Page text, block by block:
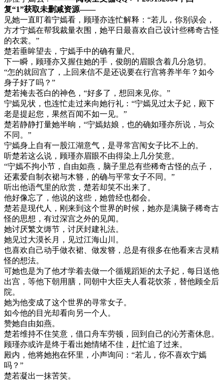
复“1”获取未删减资源—​​​​—
见她一直盯着宁嫣看，顾瑾亦连忙解释：“若儿，你别误会，
方才宁嫣在帮我裁量衣围，她平日最喜欢自己设计些稀奇古怪
的衣裳。”
楚若垂眸望去，宁嫣手中的确有量尺。
下一瞬，顾瑾亦又握住她的手，俊朗的眉眼含着几分急切。
“怎的就回宫了，上回来信不是还说要在行宫将养半年？如今
身子好了吗？”
楚若掩去苍白的神色，“好多了，想回来见你。”
宁嫣见状，也连忙走过来向她行礼：“宁嫣见过太子妃，殿下
老是提起您，果然百闻不如一见。”
楚若静静打量她半晌，“宁嫣姑娘，也的确如瑾亦所说，与众
不同。”
宁嫣身上自有一股江湖意气，是寻常宫闱女子比不上的。
听楚若这么说，顾瑾亦眉眼不由得染上几分笑意。
“宁嫣不拘小节，自由如燕，脑子里总有些稀奇古怪的点子，
还素爱自制衣裙与木簪，的确与平常女子不同。”
听出他语气里的欣赏，楚若却笑不出来了。
他好像忘了，他说的这些，她曾经也都会。
楚若是现代人，刚来到这个世界的时候，她亦是满脑子稀奇古
怪的思想，有过深宫之外的见闻。
她讨厌繁文缛节，讨厌封建礼法。
她见过大漠长月，见过江海山川。
也喜欢自己动手做衣裙、做发簪，总是有很多在他看来古灵精
怪的想法。
可她也是为了他才学着去做一个循规蹈矩的太子妃，每日送他
出宫，等他下朝用膳，同朝中大臣夫人看花饮茶，替他顾全后
院。
她为他变成了这个世界的寻常女子。
如今他的目光却看向另一个人。
赞她自由如燕。
楚若维持不住笑意，借口舟车劳顿，回到自己的沁芳斋休息。
顾瑾亦或许是终于看出她情绪不佳，赶忙追了过来。
殿内，他将她抱在怀里，小声询问：“若儿，你不喜欢宁嫣
吗？”
楚若凝出一抹苦笑。